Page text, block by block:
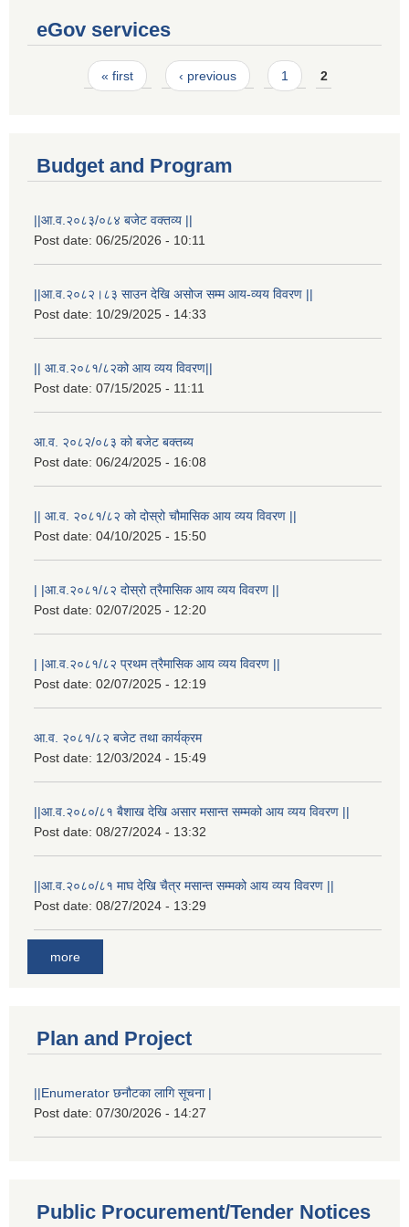
eGov services
Pages« first ‹ previous 1 2
Budget and Program
||आ.व.२०८३/०८४ बजेट वक्तव्य ||
Post date: 06/25/2026 - 10:11
||आ.व.२०८२।८३ साउन देखि असोज सम्म आय-व्यय विवरण ||
Post date: 10/29/2025 - 14:33
|| आ.व.२०८१/८२को आय व्यय विवरण||
Post date: 07/15/2025 - 11:11
आ.व. २०८२/०८३ को बजेट बक्तब्य
Post date: 06/24/2025 - 16:08
|| आ.व. २०८१/८२ को दोस्रो चौमासिक आय व्यय विवरण ||
Post date: 04/10/2025 - 15:50
| |आ.व.२०८१/८२ दोस्रो त्रैमासिक आय व्यय विवरण ||
Post date: 02/07/2025 - 12:20
| |आ.व.२०८१/८२ प्रथम त्रैमासिक आय व्यय विवरण ||
Post date: 02/07/2025 - 12:19
आ.व. २०८१/८२ बजेट तथा कार्यक्रम
Post date: 12/03/2024 - 15:49
||आ.व.२०८०/८१ बैशाख देखि असार मसान्त सम्मको आय व्यय विवरण ||
Post date: 08/27/2024 - 13:32
||आ.व.२०८०/८१ माघ देखि चैत्र मसान्त सम्मको आय व्यय विवरण ||
Post date: 08/27/2024 - 13:29
more
Plan and Project
||Enumerator छनौटका लागि सूचना |
Post date: 07/30/2026 - 14:27
Public Procurement/Tender Notices